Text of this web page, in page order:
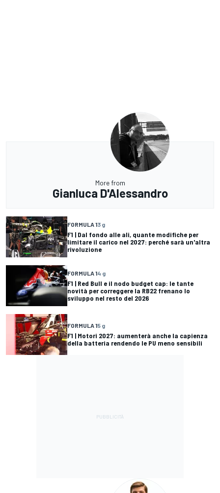
More from
Gianluca D'Alessandro
FORMULA 13 g
F1 | Dal fondo alle ali, quante modifiche per
limitare il carico nel 2027: perché sarà un'altra
rivoluzione
FORMULA 14 g
F1 | Red Bull e il nodo budget cap: le tante
novità per correggere la RB22 frenano lo
sviluppo nel resto del 2026
FORMULA 15 g
F1 | Motori 2027: aumenterà anche la capienza
della batteria rendendo le PU meno sensibili